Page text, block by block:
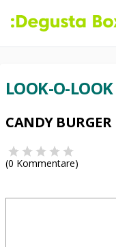
LOOK-O-LOOK
CANDY BURGER
(0 Kommentare)